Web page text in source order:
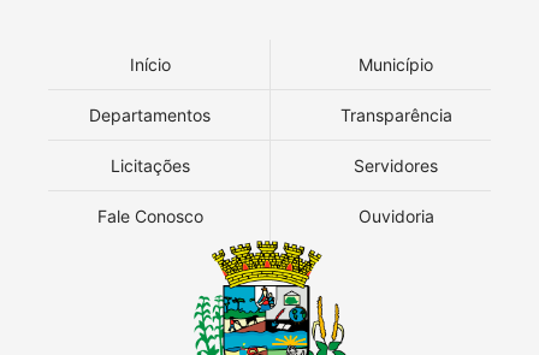
Início Município
Departamentos Transparência
Licitações Servidores
Fale Conosco Ouvidoria